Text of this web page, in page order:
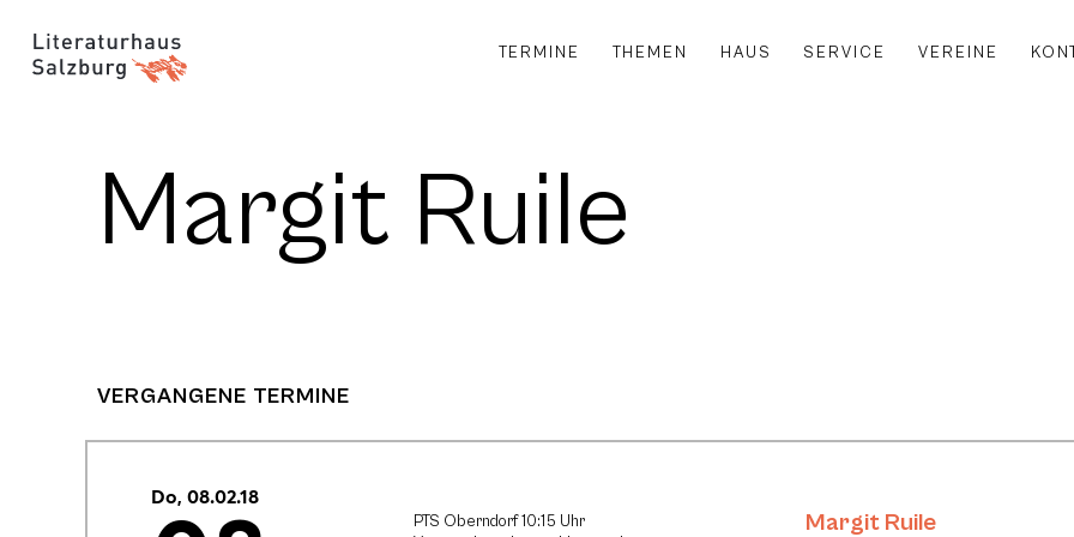
TERMINE THEMEN HAUS SERVICE VEREINE
Margit Ruile
VERGANGENE TERMINE
Do, 08.02.18
PTS Oberndorf 10:15 Uhr
Margit Ruile